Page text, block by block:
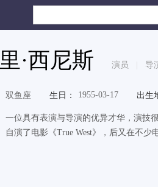
·西尼斯 演员 导
双鱼座 生日： 1955-03-17 出生
一位具有表演与导演的优异才华，演技
自演了电影《True West》，后又在不